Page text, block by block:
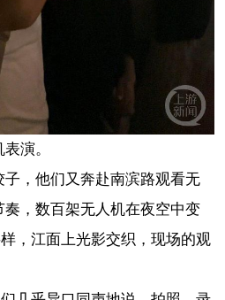
演。
，他们又奔赴南滨路观看无
奏，数百架无人机在夜空中变
，江面上光影交织，现场的观